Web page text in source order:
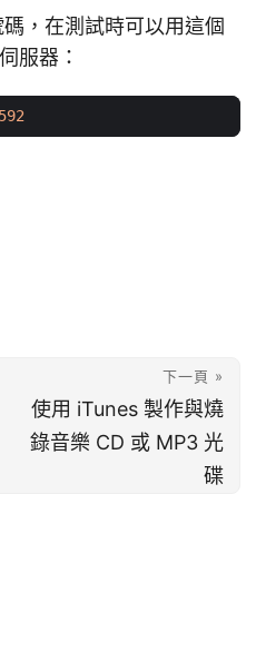
，在測試時可以用這個
服器：
下一頁 »
使用 iTunes 製作與燒
錄音樂 CD 或 MP3 光
碟